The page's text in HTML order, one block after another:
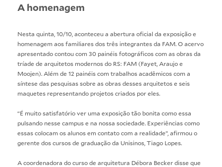
A homenagem
Nesta quinta, 10/10, aconteceu a abertura oficial da exposição e
homenagem aos familiares dos três integrantes da FAM. O acervo
apresentado contou com 30 painéis fotográficos com as obras da
tríade de arquitetos modernos do RS: FAM (Fayet, Araujo e
Moojen). Além de 12 painéis com trabalhos acadêmicos com a
síntese das pesquisas sobre as obras desses arquitetos e seis
maquetes representando projetos criados por eles.
“É muito satisfatório ver uma exposição tão bonita como essa
pulsando nesse campus e na nossa sociedade. Experiências como
essas colocam os alunos em contato com a realidade”, afirmou o
gerente dos cursos de graduação da Unisinos, Tiago Lopes.
A coordenadora do curso de arquitetura Débora Becker disse que